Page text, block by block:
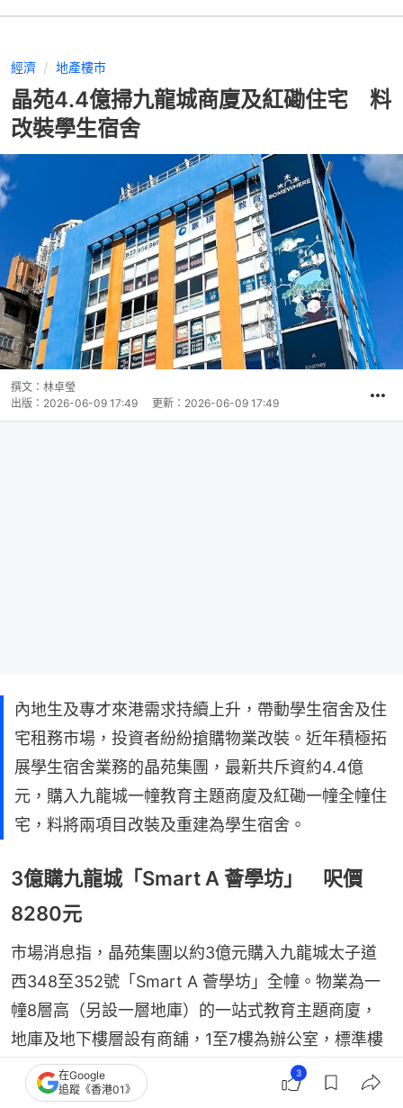
經濟 地產樓市
晶苑4.4億掃九龍城商廈及紅磡住宅 料
改裝學生宿舍
撰文： 林卓瑩
出版： 2026-06-09 17:49 更新： 2026-06-09 17:49
內地生及專才來港需求持續上升，帶動學生宿舍及住
宅租務市場，投資者紛紛搶購物業改裝。近年積極拓
展學生宿舍業務的晶苑集團，最新共斥資約4.4億
元，購入九龍城一幢教育主題商廈及紅磡一幢全幢住
宅，料將兩項目改裝及重建為學生宿舍。
3億購九龍城「Smart A 薈學坊」 呎價
8280元
市場消息指，晶苑集團以約3億元購入九龍城太子道
西348至352號「Smart A 薈學坊」全幢。物業為一
幢8層高（另設一層地庫）的一站式教育主題商廈，
地庫及地下樓層設有商舖，1至7樓為辦公室，標準樓
面面積約4,300平方呎，地盤面積約4,595平方呎，現
有樓面面積約36,231平方呎，平均呎價約8,280元。
在Google
追蹤《香港01》
3